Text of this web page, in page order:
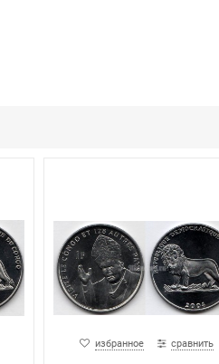
избранное сравнить